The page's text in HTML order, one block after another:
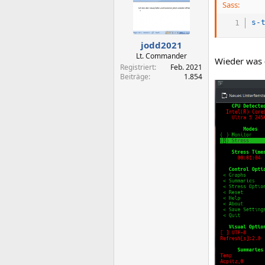
n
jodd2021
Lt. Commander
Registriert
Feb. 2021
Beiträge
1.854
Sass:
s-
Wieder